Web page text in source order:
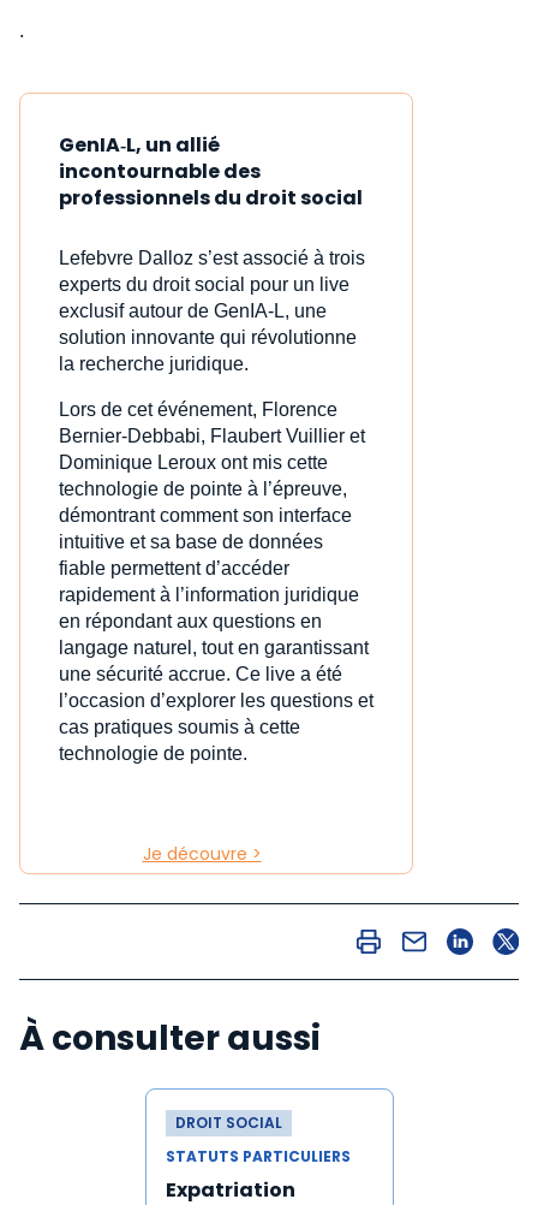
.
GenIA‑L, un allié
incontournable des
professionnels du droit social
Lefebvre Dalloz s’est associé à trois
experts du droit social pour un live
exclusif autour de GenIA‑L, une
solution innovante qui révolutionne
la recherche juridique.
Lors de cet événement, Florence
Bernier-Debbabi, Flaubert Vuillier et
Dominique Leroux ont mis cette
technologie de pointe à l’épreuve,
démontrant comment son interface
intuitive et sa base de données
fiable permettent d’accéder
rapidement à l’information juridique
en répondant aux questions en
langage naturel, tout en garantissant
une sécurité accrue. Ce live a été
l’occasion d’explorer les questions et
cas pratiques soumis à cette
technologie de pointe.
Je découvre >
À consulter aussi
DROIT SOCIAL
STATUTS PARTICULIERS
Expatriation